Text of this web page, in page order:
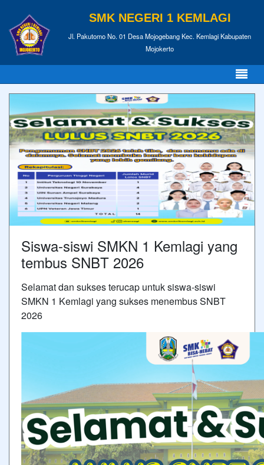
SMK NEGERI 1 KEMLAGI
Jl. Pakutomo No. 01 Desa Mojogebang Kec. Kemlagi Kabupaten
Mojokerto
Siswa-siswi SMKN 1 Kemlagi yang
tembus SNBT 2026
Selamat dan sukses terucap untuk siswa-siswi
SMKN 1 Kemlagi yang sukses menembus SNBT
2026